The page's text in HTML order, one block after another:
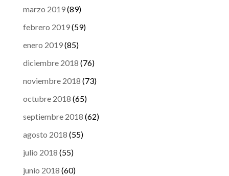
marzo 2019(89)
febrero 2019(59)
enero 2019(85)
diciembre 2018 (76)
noviembre 2018 (73)
octubre 2018 (65)
septiembre 2018 (62)
agosto 2018 (55)
julio 2018 (55)
junio 2018 (60)